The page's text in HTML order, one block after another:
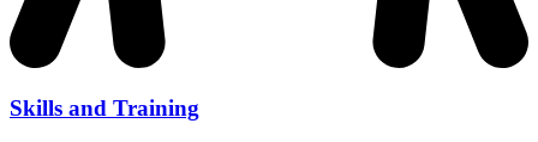
Skills and Training